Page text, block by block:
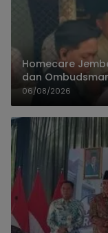
Homecare
dan
Rumah Pasien
06/08/2026